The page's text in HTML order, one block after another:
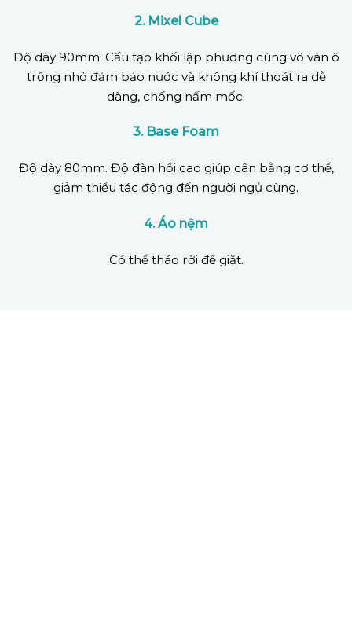
2. Mixel Cube
Độ dày 90mm. Cấu tạo khối lập phương cùng vô vàn ô
trống nhỏ đảm bảo nước và không khí thoát ra dễ
dàng, chống nấm mốc.
3. Base Foam
Độ dày 80mm. Độ đàn hồi cao giúp cân bằng cơ thể,
giảm thiểu tác động đến người ngủ cùng.
4. Áo nệm
Có thể tháo rời để giặt.